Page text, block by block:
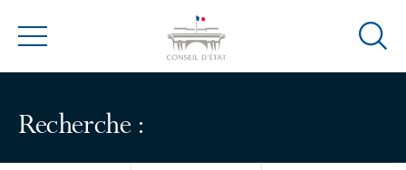
Menu
Ouvrir
Recherche :